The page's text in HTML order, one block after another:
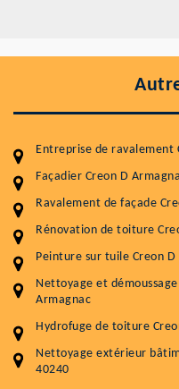
Entreprise de ravalement
Façadier Creon D
Ravalement de façade
Rénovation de toiture
Peinture sur tuile Creon D
Nettoyage et
Armagnac
Hydrofuge de toiture
Nettoyage extérieur
40240
Entretenir votre
Service